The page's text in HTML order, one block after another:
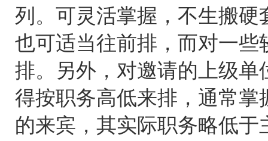
列。可灵活掌握，不生搬
也可适当往前排，而对一
排。另外，对邀请的上级
得按职务高低来排，通常
的来宾，其实际职务略低